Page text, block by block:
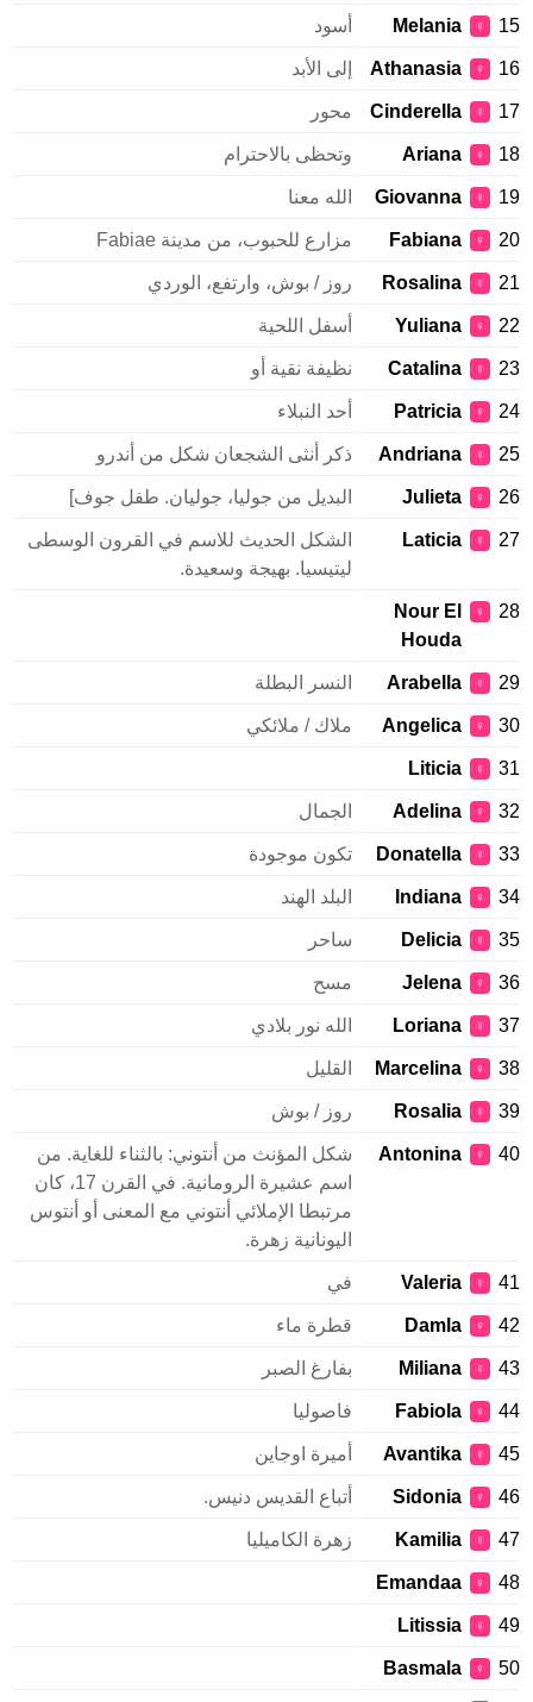
♀
Melania أسود
♀
Athanasia إلى الأبد
♀
Cinderella محور
♀
Ariana وتحظى بالاحترام
♀
Giovanna الله معنا
♀
Fabiana مزارع للحبوب، من مدينة Fabiae
♀
Rosalina روز / بوش، وارتفع، الوردي
♀
Yuliana أسفل اللحية
♀
Catalina نظيفة نقية أو
♀
Patricia أحد النبلاء
♀
Andriana ذكر أنثى الشجعان شكل من أندرو
♀
Julieta البديل من جوليا، جوليان. طفل جوف]
♀
Laticia
الشكل الحديث للاسم في القرون الوسطى
ليتيسيا. بهيجة وسعيدة.
♀
Nour El
Houda
♀
Arabella النسر البطلة
♀
Angelica ملاك / ملائكي
♀
Liticia
♀
Adelina الجمال
♀
Donatella تكون موجودة
♀
Indiana البلد الهند
♀
Delicia ساحر
♀
Jelena مسح
♀
Loriana الله نور بلادي
♀
Marcelina القليل
♀
Rosalia روز / بوش
♀
Antonina
شكل المؤنث من أنتوني: بالثناء للغاية. من
اسم عشيرة الرومانية. في القرن 17، كان
مرتبطا الإملائي أنتوني مع المعنى أو أنتوس
اليونانية زهرة.
♀
Valeria
♀
Damla قطرة ماء
♀
Miliana بفارغ الصبر
♀
Fabiola فاصوليا
♀
Avantika أميرة اوجاين
♀
Sidonia أتباع القديس دنيس.
♀
Kamilia زهرة الكاميليا
♀
Emandaa
♀
Litissia
♀
Basmala